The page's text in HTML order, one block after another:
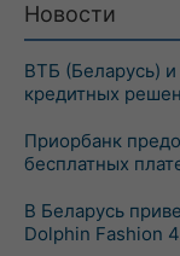
Новости
ВТБ (Беларусь)
кредитных
Приорбанк
бесплатных
В Беларусь
Dolphin Fashion